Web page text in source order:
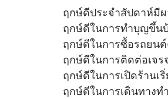
ฤกษ์ดีประจำสัปดาห์มี
ฤกษ์ดีในการทำบุญขึ้นบ้
ฤกษ์ดีในการซื้อรถยนต์
ฤกษ์ดีในการติดต่อเจร
ฤกษ์ดีในการเปิดร้านเ
ฤกษ์ดีในการเดินทางท